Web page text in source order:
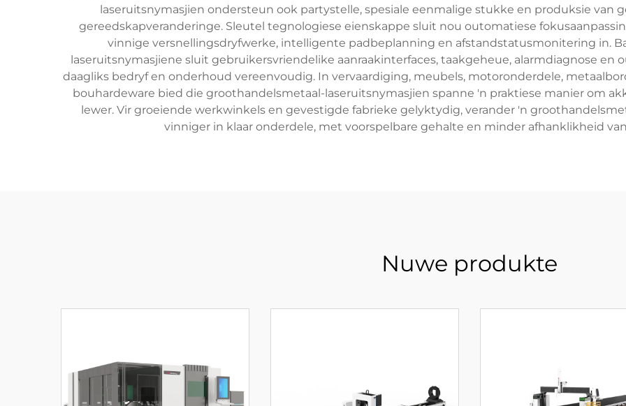
laseruitsnymasjien ondersteun ook partystelle, spesiale eenmalige stukke en produksie van
gereedskapveranderinge. Sleutel tegnologiese eienskappe sluit nou outomatiese
vinnige versnellingsdryfwerke, intelligente padbeplanning en afstandstatusmonitering in.
laseruitsnymasjiene sluit gebruikersvriendelike aanraakinterfaces, taakgeheue, alarmdiagnose
daagliks bedryf en onderhoud vereenvoudig. In vervaardiging, meubels, motoronderdele,
bouhardeware bied die groothandelsmetaal-laseruitsnymasjien spanne 'n praktiese manier om
lewer. Vir groeiende werkwinkels en gevestigde fabrieke gelyktydig, verander 'n
vinniger in klaar onderdele, met voorspelbare gehalte en minder afhanklikheid
Nuwe produkte